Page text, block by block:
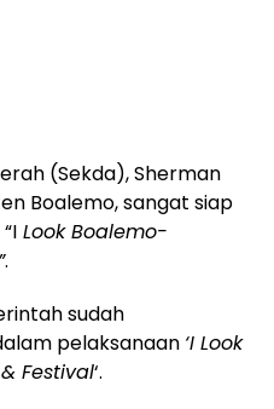
(Sekda), Sherman
Boalemo, sangat siap
Look Boalemo-
.
sudah
pelaksanaan ‘I Look
Festival‘.